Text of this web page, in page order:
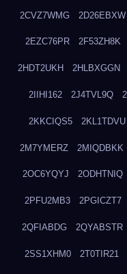
2CVZ7WMG 2D26EBXW
2EZC76PR 2F53ZH8K
2HDT2UKH 2HLBXGGN
2IIHI162 2J4TVL9Q
2KKCIQS5 2KL1TDVU
2M7YMERZ 2MIQDBKK
2OC6YQYJ 2ODHTNIQ
2PFU2MB3 2PGICZT7
2QFIABDG 2QYABSTR
2SS1XHM0 2T0TIR21